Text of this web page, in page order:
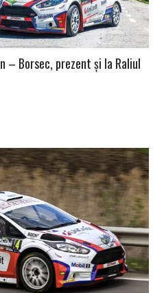
– Borsec, prezent și la Raliul